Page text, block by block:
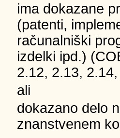
ima dokazane
(patenti,
računalniški
izdelki ipd.)
2.12, 2.13,
ali
dokazano delo
znanstvenem